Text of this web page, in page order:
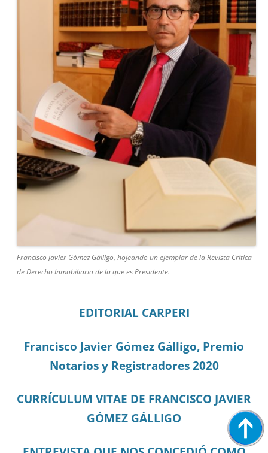
Francisco Javier Gómez Gálligo, hojeando un ejemplar de la Revista Crítica
de Derecho Inmobiliario de la que es Presidente.
EDITORIAL CARPERI
Francisco Javier Gómez Gálligo, Premio
Notarios y Registradores 2020
CURRÍCULUM VITAE DE FRANCISCO JAVIER
GÓMEZ GÁLLIGO